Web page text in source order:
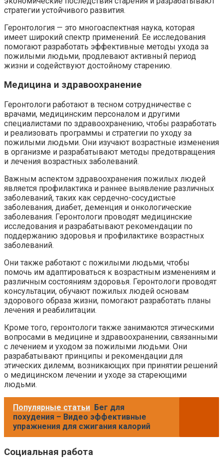
стратегии устойчивого развития.
Геронтология — это многоаспектная наука, которая
имеет широкий спектр применений. Ее исследования
помогают разработать эффективные методы ухода за
пожилыми людьми, продлевают активный период
жизни и содействуют достойному старению.
Медицина и здравоохранение
Геронтологи работают в тесном сотрудничестве с
врачами, медицинским персоналом и другими
специалистами по здравоохранению, чтобы разработать
и реализовать программы и стратегии по уходу за
пожилыми людьми. Они изучают возрастные изменения
в организме и разрабатывают методы предотвращения
и лечения возрастных заболеваний.
Важным аспектом здравоохранения пожилых людей
является профилактика и раннее выявление различных
заболеваний, таких как сердечно-сосудистые
заболевания, диабет, деменция и онкологические
заболевания. Геронтологи проводят медицинские
исследования и разрабатывают рекомендации по
поддержанию здоровья и профилактике возрастных
заболеваний.
Они также работают с пожилыми людьми, чтобы
помочь им адаптироваться к возрастным изменениям и
различным состояниям здоровья. Геронтологи проводят
консультации, обучают пожилых людей основам
здорового образа жизни, помогают разработать планы
лечения и реабилитации.
Кроме того, геронтологи также занимаются этическими
вопросами в медицине и здравоохранении, связанными
с лечением и уходом за пожилыми людьми. Они
разрабатывают принципы и рекомендации для
этических дилемм, возникающих при принятии решений
о медицинском лечении и уходе за стареющими
людьми.
Популярные статьи Бег для
похудения – Видео эффективные
упражнения для сжигания калорий
Социальная работа